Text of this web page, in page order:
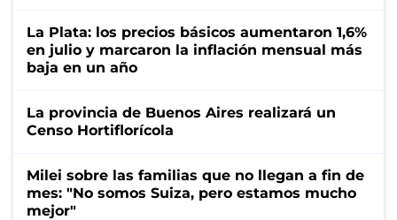
La Plata: los precios básicos aumentaron 1,6%
en julio y marcaron la inflación mensual más
baja en un año
La provincia de Buenos Aires realizará un
Censo Hortiflorícola
Milei sobre las familias que no llegan a fin de
mes: "No somos Suiza, pero estamos mucho
mejor"